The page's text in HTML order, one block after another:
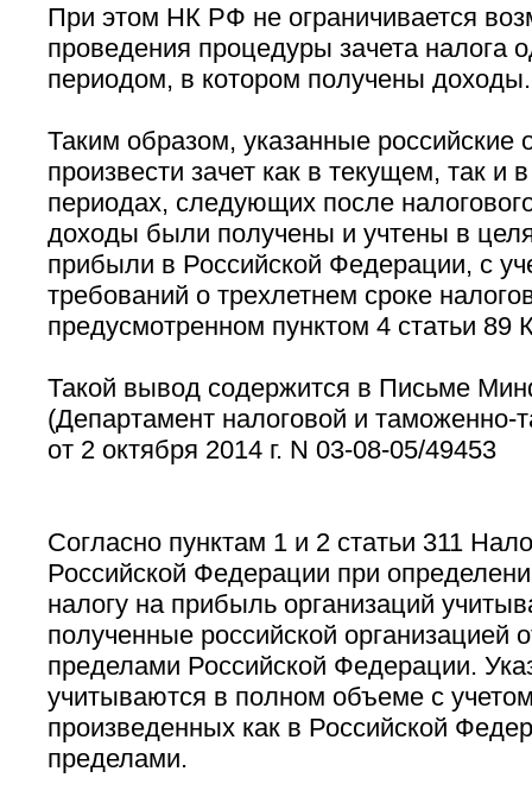
При этом НК РФ не ограничивается
проведения процедуры зачета налога
периодом, в котором получены доходы.
Таким образом, указанные российские
произвести зачет как в текущем, так и
периодах, следующих после
доходы были получены и учтены в
прибыли в Российской Федерации, с
требований о трехлетнем сроке
предусмотренном пунктом 4 статьи 89
Такой вывод содержится в Письме
(Департамент налоговой и таможенно-
от 2 октября 2014 г. N 03-08-05/49453
Согласно пунктам 1 и 2 статьи 311
Российской Федерации при
налогу на прибыль организаций
полученные российской организацией
пределами Российской Федерации.
учитываются в полном объеме с
произведенных как в Российской
пределами.